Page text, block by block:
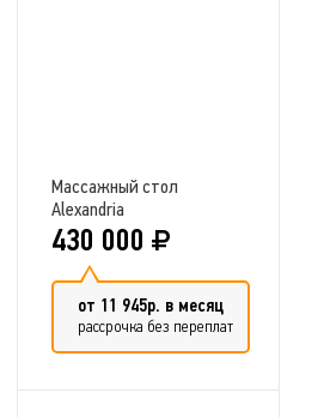
Массажный стол
Alexandria
430 000
от 11 945р. в месяц
рассрочка без переплат